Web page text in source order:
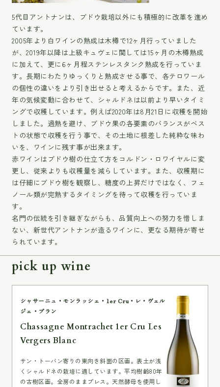
5代目アントナンは、ブドウ栽培以外にも積極的に改革を進め
ています。
2005年より白ワインの熟成は木樽で12ヶ月行っていました
が、2019年以降は上級キュヴェに関しては15ヶ月の木樽熟成
に加えて、更に6ヶ月程ステンレスタンク熟成を行っていま
す。長期にわたりゆっくりと熟成させる事で、各テロワール
の個性の違いをより引き出せると考えるからです。また、近
年の気候変動に合わせて、シャルドネは以前より早いタイミ
ングで収穫しています。例えば2020年は8月21日に収穫を開始
しました。過熟を避け、ブドウ果の各要素のバランスがベス
トの状態で収穫を行う事で、その土地に根差した純粋な味わ
いを、ワインに残す事が出来ます。
赤ワインはブドウ樹の仕立て方をコルドン・ロワイヤルに変
更し、従来よりも収穫量を減らしています。また、収穫期に
は仔細にブドウ樹を観察し、糖度の上昇だけではなく、フェ
ノール類が完熟するタイミングを待って収穫を行っていま
す。
名門の伝統を引き継ぎながらも、品質向上への努力を惜しま
ない、新世代アントナンが造るワインに、更なる期待が寄せ
られています。
pick up wine
シャサーニュ・モンラッシェ・1er Cru・レ・ヴェル
ジェ・ブラン
Chassagne Montrachet 1er Cru Les
Vergers Blanc
サン・トーバン寄りの東向き斜面の区画。表土が浅
くシャルドネの栽培に適しています。平均樹齢80年
の古樹区画。全房のままプレス。天然酵母を使用し